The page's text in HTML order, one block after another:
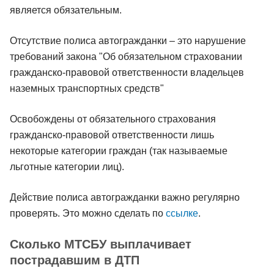
является обязательным.
Отсутствие полиса автогражданки – это нарушение
требований закона "Об обязательном страховании
гражданско-правовой ответственности владельцев
наземных транспортных средств"
Освобождены от обязательного страхования
гражданско-правовой ответственности лишь
некоторые категории граждан (так называемые
льготные категории лиц).
Действие полиса автогражданки важно регулярно
проверять. Это можно сделать по ссылке.
Сколько МТСБУ выплачивает
пострадавшим в ДТП